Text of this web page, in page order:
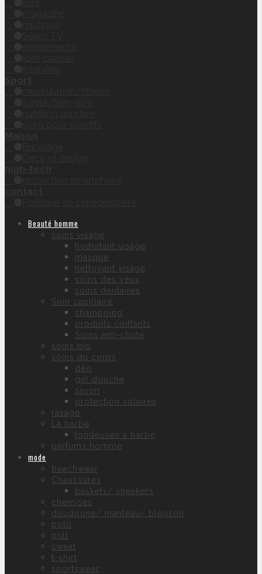
Beauté homme
soins visage
hydratant visage
masque
nettoyant visage
soins des yeux
soins dentaires
Soin capillaire
shampoing
produits coiffants
Soins anti-chute
soins bio
soins du corps
déo
gel douche
savon
protection solaires
rasage
La barbe
tondeuses à barbe
parfums homme
mode
beachwear
Chaussures
baskets/ sneakers
chemises
doudoune/ manteau/ blouson
polo
pull
sweat
t-shirt
sportswear